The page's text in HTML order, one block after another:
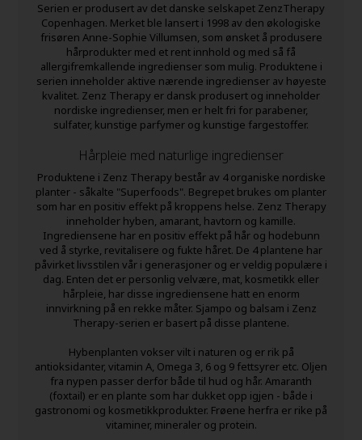
Serien er produsert av det danske selskapet ZenzTherapy
Copenhagen. Merket ble lansert i 1998 av den økologiske
frisøren Anne-Sophie Villumsen, som ønsket å produsere
hårprodukter med et rent innhold og med så få
allergifremkallende ingredienser som mulig. Produktene i
serien inneholder aktive nærende ingredienser av høyeste
kvalitet. Zenz Therapy er dansk produsert og inneholder
nordiske ingredienser, men er helt fri for parabener,
sulfater, kunstige parfymer og kunstige fargestoffer.
Hårpleie med naturlige ingredienser
Produktene i Zenz Therapy består av 4 organiske nordiske
planter - såkalte "Superfoods". Begrepet brukes om planter
som har en positiv effekt på kroppens helse. Zenz Therapy
inneholder hyben, amarant, havtorn og kamille.
Ingrediensene har en positiv effekt på hår og hodebunn
ved å styrke, revitalisere og fukte håret. De 4plantene har
påvirket livsstilen vår i generasjoner og er veldig populære i
dag. Enten det er personlig velvære, mat, kosmetikk eller
hårpleie, har disse ingrediensene hatt en enorm
innvirkning på en rekke måter. Sjampo og balsam i Zenz
Therapy-serien er basert på disse plantene.
Hybenplanten vokser vilt i naturen og er rik på
antioksidanter, vitamin A, Omega 3, 6 og 9 fettsyrer etc. Oljen
fra nypen passer derfor både til hud og hår. Amaranth
(foxtail) er en plante som har dukket opp igjen - både i
gastronomi og kosmetikkprodukter. Frøene herfra er rike på
vitaminer, mineraler og protein.